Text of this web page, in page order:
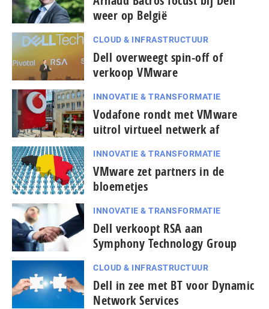
weer op België
CLOUD & INFRASTRUCTUUR
Dell overweegt spin-off of
verkoop VMware
INNOVATIE & TRANSFORMATIE
Vodafone rondt met VMware
uitrol virtueel netwerk af
INNOVATIE & TRANSFORMATIE
VMware zet partners in de
bloemetjes
INNOVATIE & TRANSFORMATIE
Dell verkoopt RSA aan
Symphony Technology Group
CLOUD & INFRASTRUCTUUR
Dell in zee met BT voor Dynamic
Network Services